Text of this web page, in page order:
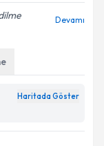
Devamı
Haritada Göster